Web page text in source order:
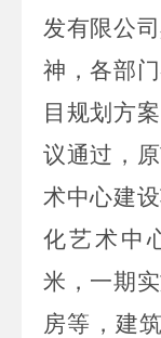
发有限公
神，各部
目规划方
议通过，
术中心建
化艺术中
米，一期
房等，建